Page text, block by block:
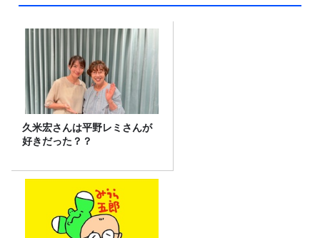
久米宏さんは平野レミさんが
好きだった？？